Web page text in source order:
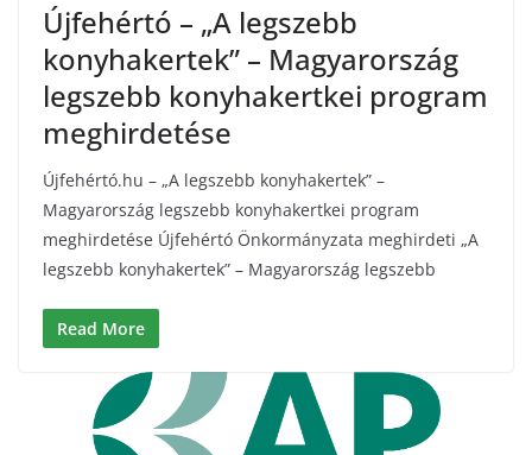
Újfehértó – „A legszebb
konyhakertek” – Magyarország
legszebb konyhakertkei program
meghirdetése
Újfehértó.hu – „A legszebb konyhakertek” –
Magyarország legszebb konyhakertkei program
meghirdetése Újfehértó Önkormányzata meghirdeti „A
legszebb konyhakertek” – Magyarország legszebb
Read More